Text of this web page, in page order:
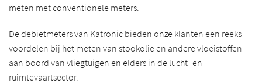
meten met conventionele meters.
De debietmeters van Katronic bieden onze klanten een reeks
voordelen bij het meten van stookolie en andere vloeistoffen
aan boord van vliegtuigen en elders in de lucht- en
ruimtevaartsector.